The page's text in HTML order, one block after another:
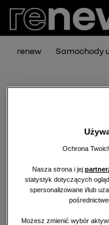
renew Samochody
Niestety,
obecnie
Ochrona
Nasza strona i jej
statystyk dotyczących
spersonalizowane i/lub
Możesz zmienić wybór